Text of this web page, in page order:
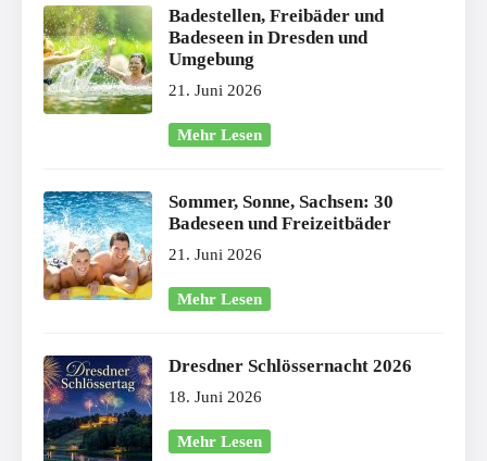
Badestellen, Freibäder und
Badeseen in Dresden und
Umgebung
21. Juni 2026
Mehr Lesen
Sommer, Sonne, Sachsen: 30
Badeseen und Freizeitbäder
21. Juni 2026
Mehr Lesen
Dresdner Schlössernacht 2026
18. Juni 2026
Mehr Lesen